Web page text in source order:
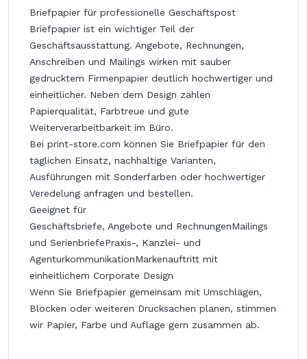
Briefpapier für professionelle Geschäftspost
Briefpapier ist ein wichtiger Teil der
Geschäftsausstattung. Angebote, Rechnungen,
Anschreiben und Mailings wirken mit sauber
gedrucktem Firmenpapier deutlich hochwertiger und
einheitlicher. Neben dem Design zählen
Papierqualität, Farbtreue und gute
Weiterverarbeitbarkeit im Büro.
Bei print-store.com können Sie Briefpapier für den
täglichen Einsatz, nachhaltige Varianten,
Ausführungen mit Sonderfarben oder hochwertiger
Veredelung anfragen und bestellen.
Geeignet für
Geschäftsbriefe, Angebote und RechnungenMailings
und SerienbriefePraxis-, Kanzlei- und
AgenturkommunikationMarkenauftritt mit
einheitlichem Corporate Design
Wenn Sie Briefpapier gemeinsam mit Umschlägen,
Blöcken oder weiteren Drucksachen planen, stimmen
wir Papier, Farbe und Auflage gern zusammen ab.